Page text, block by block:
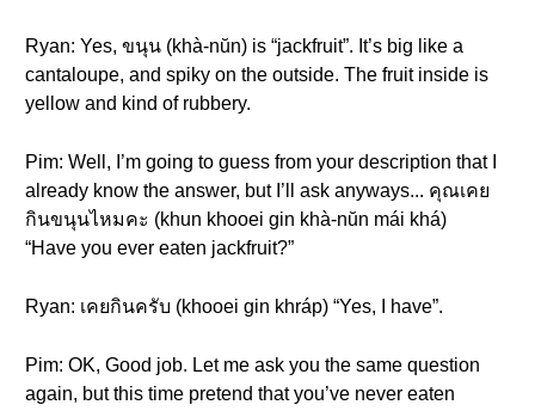
Ryan: Yes, ขนุน (khà-nŭn) is “jackfruit”. It’s big like a
cantaloupe, and spiky on the outside. The fruit inside is
yellow and kind of rubbery.
Pim: Well, I’m going to guess from your description that I
already know the answer, but I’ll ask anyways... คุณเคย
กินขนุนไหมคะ (khun khooei gin khà-nŭn mái khá)
“Have you ever eaten jackfruit?”
Ryan: เคยกินครับ (khooei gin khráp) “Yes, I have”.
Pim: OK, Good job. Let me ask you the same question
again, but this time pretend that you’ve never eaten